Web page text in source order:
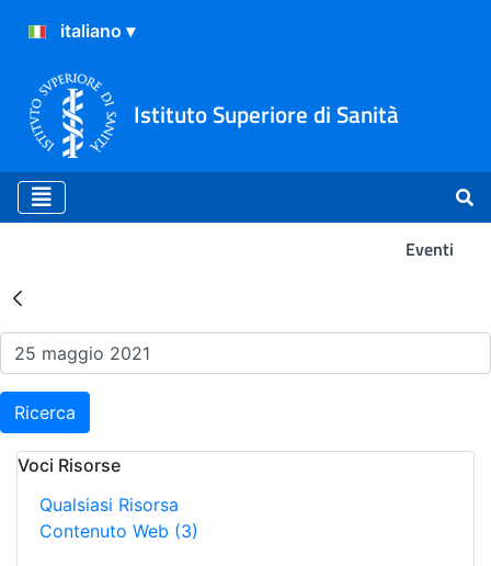
Istituto Superiore di Sanità
Eventi
Risultati della Ricerca -
Ricerca
Voci Risorse
Qualsiasi Risorsa
Contenuto Web (3)